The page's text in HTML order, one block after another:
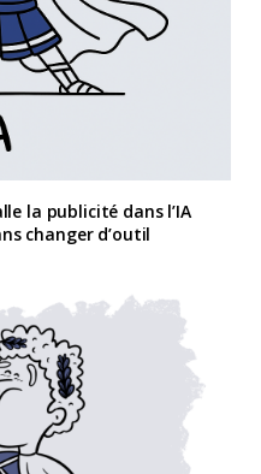
la publicité dans l’IA
changer d’outil